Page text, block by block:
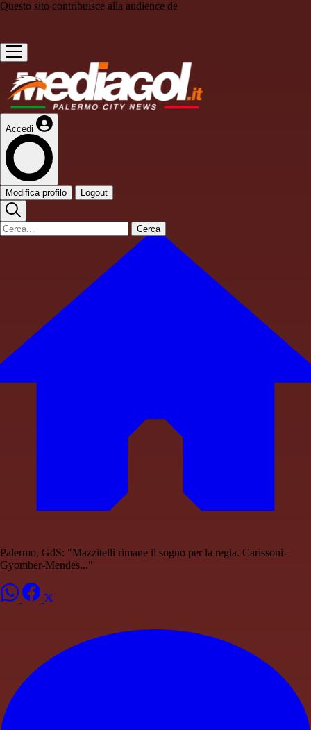
Questo sito contribuisce alla audience de
Accedi
Modifica profilo Logout
Cerca
Palermo, GdS: "Mazzitelli rimane il sogno per la regia. Carissoni-
Gyomber-Mendes..."